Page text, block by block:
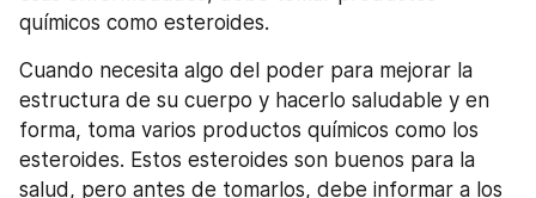
químicos como esteroides.
Cuando necesita algo del poder para mejorar la
estructura de su cuerpo y hacerlo saludable y en
forma, toma varios productos químicos como los
esteroides. Estos esteroides son buenos para la
salud, pero antes de tomarlos, debe informar a los